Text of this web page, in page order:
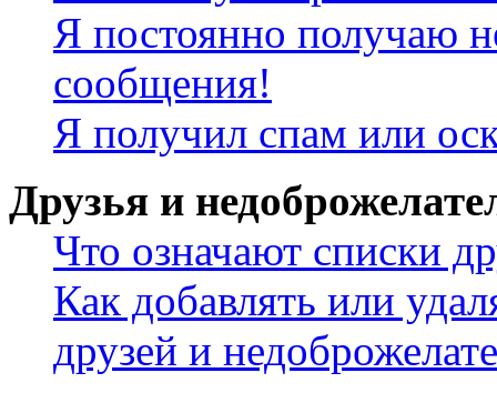
Я постоянно получаю
сообщения!
Я получил спам или
Друзья и
Что означают списки
Как добавлять или
друзей и